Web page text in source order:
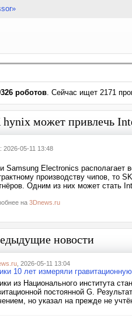
роботов. Сейчас ищет 2171
hynix может привлечь
2026-05-11 13:48
Samsung Electronics располагает
производству чипов, то
Одним из них может стать
на 3Dnews.ru
новости
, 2026-05-11 13:04
10 лет измеряли
из Национального института
постоянной G.
но указал на прежде не